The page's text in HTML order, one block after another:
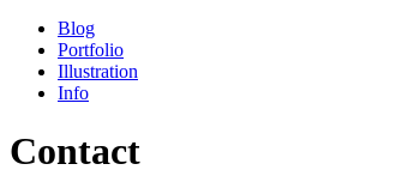
Blog
Portfolio
Illustration
Info
Contact